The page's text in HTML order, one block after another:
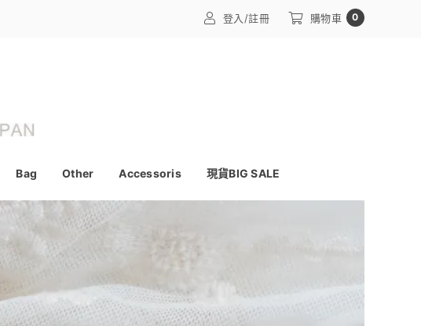
登入/註冊 購物車 0
Bag Other Accessoris 現貨BIG SALE